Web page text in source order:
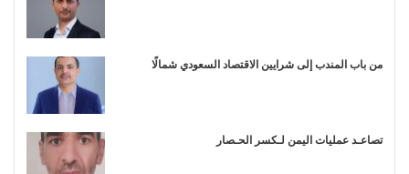
من باب المندب إلى شرايين الاقتصاد السعودي شمالًا
تصاعـد عمليات اليمن لـكسر الحـصار